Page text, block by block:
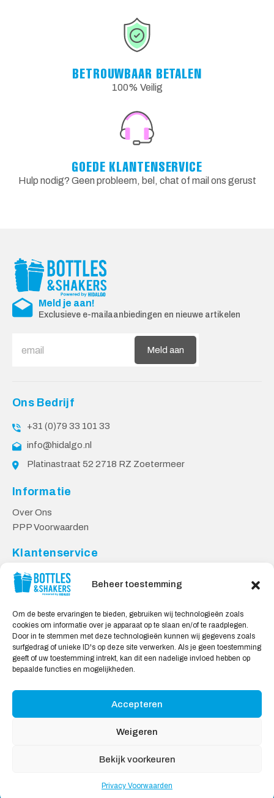
Beheer toestemming
Om de beste ervaringen te bieden, gebruiken wij technologieën zoals
cookies om informatie over je apparaat op te slaan en/of te raadplegen.
Door in te stemmen met deze technologieën kunnen wij gegevens zoals
surfgedrag of unieke ID's op deze site verwerken. Als je geen toestemming
geeft of uw toestemming intrekt, kan dit een nadelige invloed hebben op
bepaalde functies en mogelijkheden.
Accepteren
Weigeren
Bekijk voorkeuren
Privacy Voorwaarden
BETROUWBAAR BETALEN
100% Veilig
GOEDE KLANTENSERVICE
Hulp nodig? Geen probleem, bel, chat of mail ons gerust
Meld je aan!
Exclusieve e-mailaanbiedingen en nieuwe artikelen
Meld aan
Ons Bedrijf
+31 (0)79 33 101 33
info@hidalgo.nl
Platinastraat 52 2718 RZ Zoetermeer
Informatie
Over Ons
PPP Voorwaarden
Klantenservice
Contact
Levering & Retourneren
Veilig Shoppen
My account
Winkelwagen
Bidons & Shakers, All rights reserved